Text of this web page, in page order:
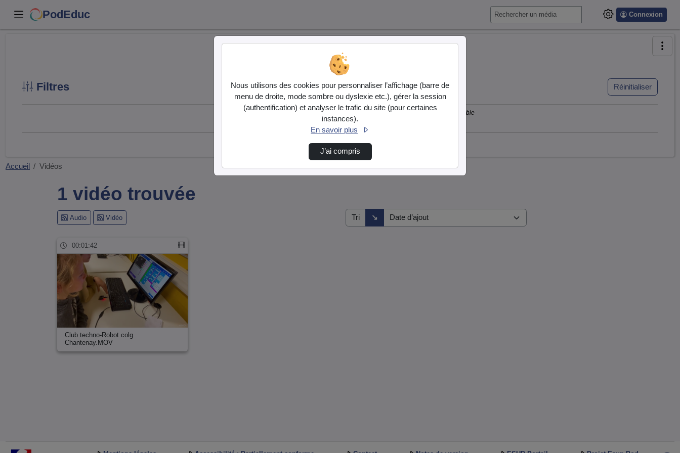
PodEduc Connexion
Filtres Réinitialiser
Accueil Vidéos
1 vidéo trouvée
Audio Vidéo Tri ↘
Direction de tri
00:01:42
Club techno-Robot colg
Chantenay.MOV
Nous utilisons des cookies pour personnaliser l’affichage (barre de
menu de droite, mode sombre ou dyslexie etc.), gérer la session
(authentification) et analyser le trafic du site (pour certaines
instances).
En savoir plus
J’ai compris